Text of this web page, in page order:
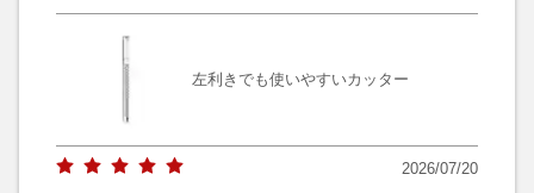
左利きでも使いやすいカッター
2026/07/20